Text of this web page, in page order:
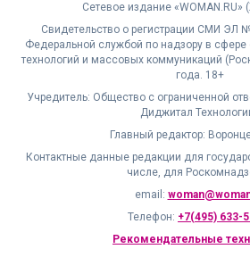
Сетевое издание
Свидетельство о регистрации СМИ ЭЛ
Федеральной службой по надзору в
технологий и массовых коммуникаций
года. 18+
Учредитель: Общество с ограниченной
Диджитал
Главный редактор:
Контактные данные редакции для
числе, для
email:
Телефон: +7(495) 633-
Рекомендательные